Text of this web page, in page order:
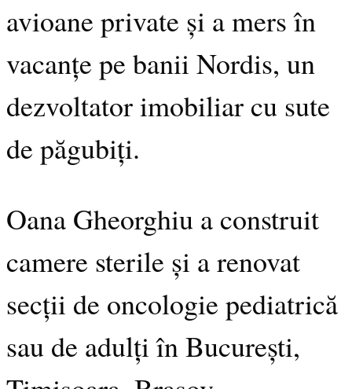
avioane private și a mers în
vacanțe pe banii Nordis, un
dezvoltator imobiliar cu sute
de păgubiți.
Oana Gheorghiu a construit
camere sterile și a renovat
secții de oncologie pediatrică
sau de adulți în București,